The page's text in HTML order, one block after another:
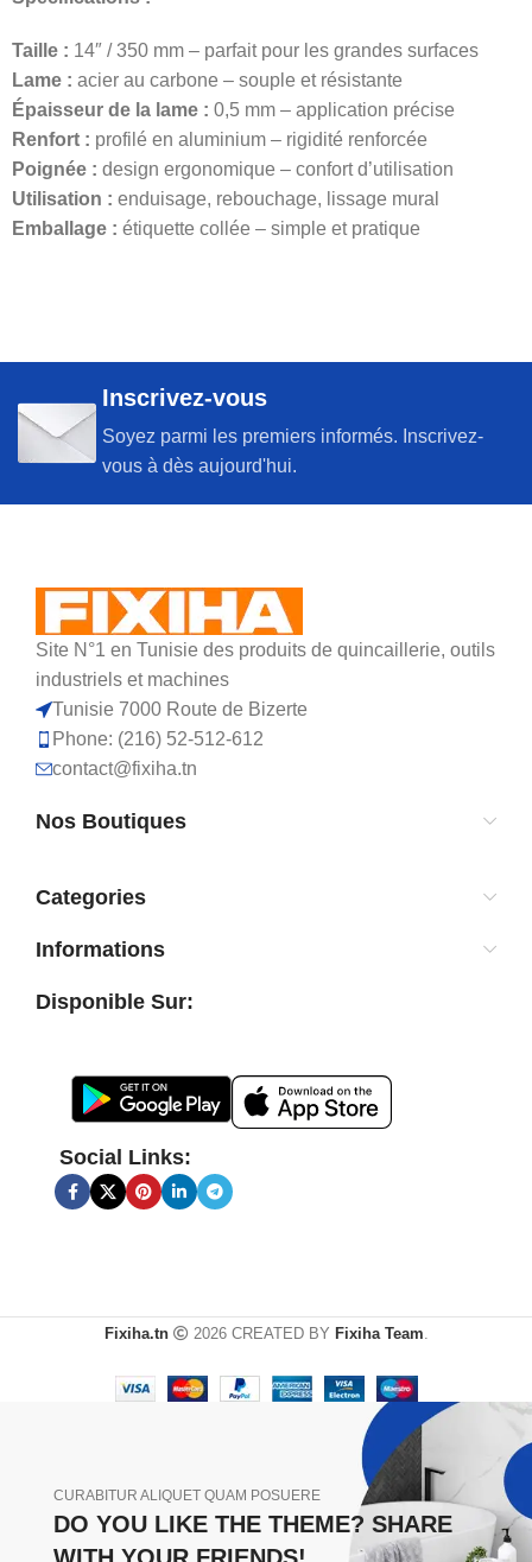
Taille : 14″ / 350 mm – parfait pour les grandes surfaces
Lame : acier au carbone – souple et résistante
Épaisseur de la lame : 0,5 mm – application précise
Renfort : profilé en aluminium – rigidité renforcée
Poignée : design ergonomique – confort d’utilisation
Utilisation : enduisage, rebouchage, lissage mural
Emballage : étiquette collée – simple et pratique
Inscrivez-vous
Soyez parmi les premiers informés. Inscrivez-
vous à dès aujourd'hui.
Site N°1 en Tunisie des produits de quincaillerie, outils
industriels et machines
Tunisie 7000 Route de Bizerte
Phone: (216) 52-512-612
contact@fixiha.tn
Nos Boutiques
Categories
Informations
Disponible Sur:
Social Links:
Fixiha.tn 2026 CREATED BY Fixiha Team.
CURABITUR ALIQUET QUAM POSUERE
DO YOU LIKE THE THEME? SHARE